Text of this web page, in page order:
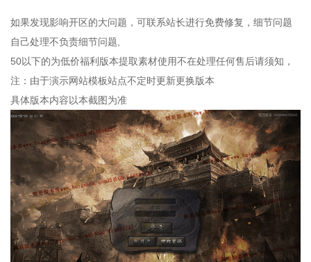
如果发现影响开区的大问题，可联系站长进行免费修复，细节问题
自己处理不负责细节问题,
50以下的为低价福利版本提取素材使用不在处理任何售后请须知，
注：由于演示网站模板站点不定时更新更换版本
具体版本内容以本截图为准